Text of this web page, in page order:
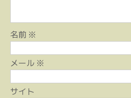
名前 ※
メール ※
サイト